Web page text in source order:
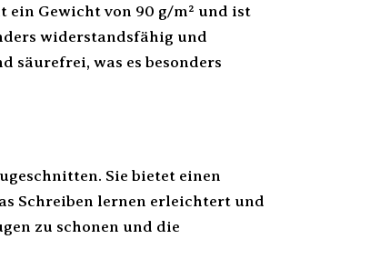
ein Gewicht von 90 g/m² und ist
widerstandsfähig und
was es besonders
Sie bietet einen
Schreiben lernen erleichtert und
zu schonen und die